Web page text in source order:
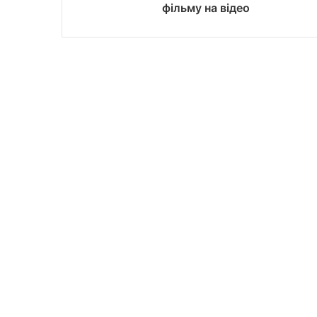
фільму на відео